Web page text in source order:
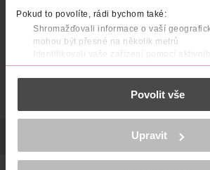
Pokud to povolíte, rádi bychom také:
Shromažďovali informace o vaší
mohou být přesné na několik metrů
Identifikovali vaše zařízení pomocí
konkrétní charakteristiky (otisk prstu)
Zjistěte více o tom, jak zpracováváme vaše
části s podrobnostmi . Svůj
K provozu stránek, personalizaci obsahu a
médií, analýze návštěvnosti, které mohou nést
Více najdete vprohlášení o ochraně
Povolit vše
Upravit
DO KOŠÍKU
Obj. č.: 1138931
POČET